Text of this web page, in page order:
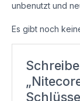
unbenutzt und
Es gibt noch